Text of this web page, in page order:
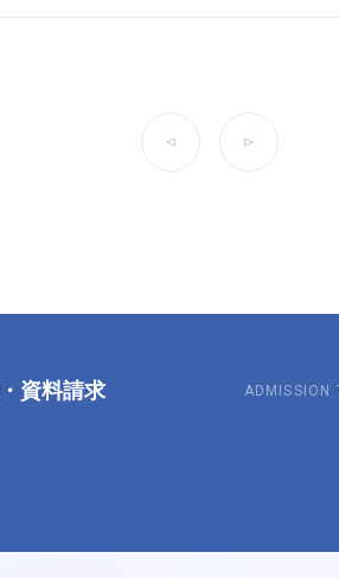
前へ 次へ
・ 資料請求 ADMISSION